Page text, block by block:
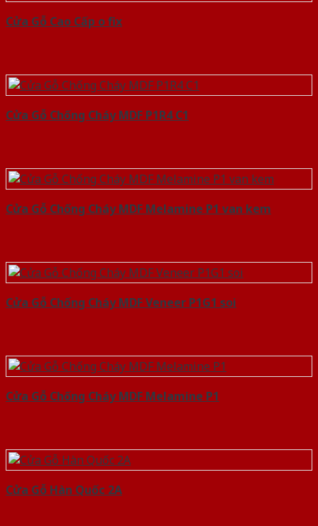
Cửa Gỗ Cao Cấp o fix
Cửa Gỗ Chống Cháy MDF P1R4 C1
Cửa Gỗ Chống Cháy MDF Melamine P1 van kem
Cửa Gỗ Chống Cháy MDF Veneer P1G1 soi
Cửa Gỗ Chống Cháy MDF Melamine P1
Cửa Gỗ Hàn Quốc 2A